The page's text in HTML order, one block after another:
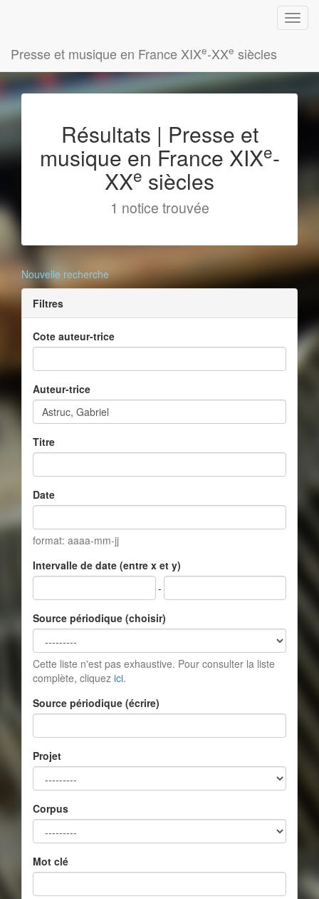
Presse et musique en France XIXe-XXe siècles
Résultats | Presse et
musique en France XIXe-
XXe siècles
1 notice trouvée
Nouvelle recherche
Filtres
Cote auteur-trice
Auteur-trice
Titre
Date
format: aaaa-mm-jj
Intervalle de date (entre x et y)
-
Source périodique (choisir)
Cette liste n'est pas exhaustive. Pour consulter la liste
complète, cliquez ici.
Source périodique (écrire)
Projet
Corpus
Mot clé